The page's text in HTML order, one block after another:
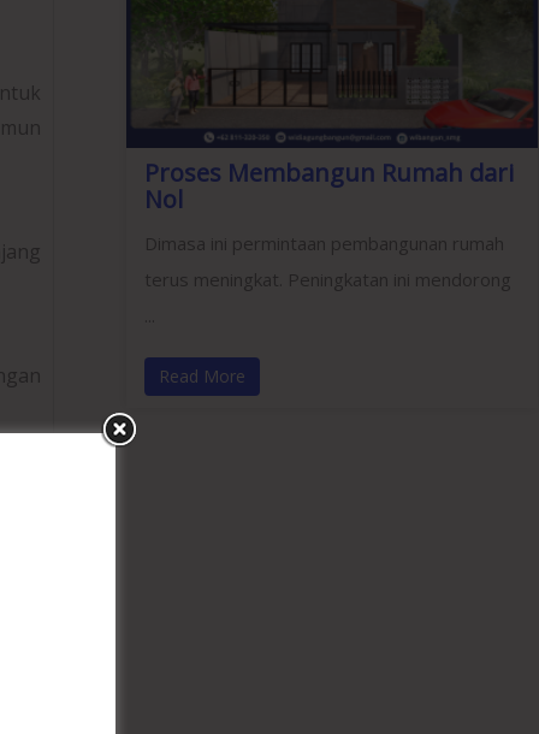
Proses Membangun Rumah dari
Nol
Dimasa ini permintaan pembangunan rumah
terus meningkat. Peningkatan ini mendorong
Read More